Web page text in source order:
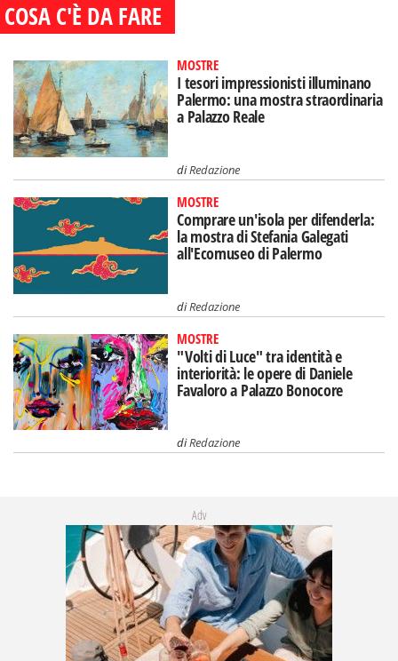
COSA C'È DA FARE
MOSTRE
I tesori impressionisti illuminano
Palermo: una mostra straordinaria
a Palazzo Reale
diRedazione
MOSTRE
Comprare un'isola per difenderla:
la mostra di Stefania Galegati
all'Ecomuseo di Palermo
diRedazione
MOSTRE
"Volti di Luce" tra identità e
interiorità: le opere di Daniele
Favaloro a Palazzo Bonocore
diRedazione
Adv